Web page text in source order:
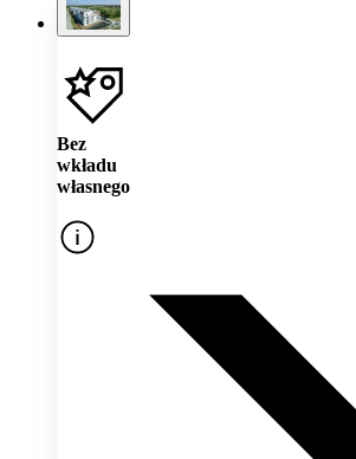
Bez
wkładu
własnego